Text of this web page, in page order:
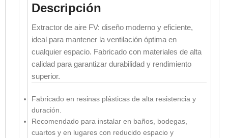
Descripción
Extractor de aire FV: diseño moderno y eficiente,
ideal para mantener la ventilación óptima en
cualquier espacio. Fabricado con materiales de alta
calidad para garantizar durabilidad y rendimiento
superior.
Fabricado en resinas plásticas de alta resistencia y
duración.
Recomendado para instalar en baños, bodegas,
cuartos y en lugares con reducido espacio y